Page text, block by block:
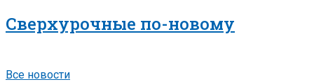
Сверхурочные по-новому
Все новости